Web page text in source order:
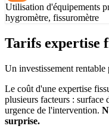
Utilisation d'équipements
hygromètre, fissuromètre
Tarifs expertise
Un investissement
Le coût d'une expertise
plusieurs facteurs :
urgence de l'intervention.
surprise.